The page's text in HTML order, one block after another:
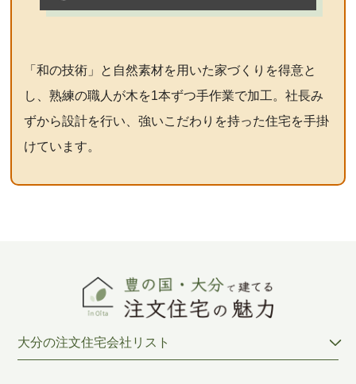
「和の技術」と自然素材を用いた家づくりを得意と
し、熟練の職人が木を1本ずつ手作業で加工。社長み
ずから設計を行い、強いこだわりを持った住宅を手掛
けています。
大分の注文住宅会社リスト